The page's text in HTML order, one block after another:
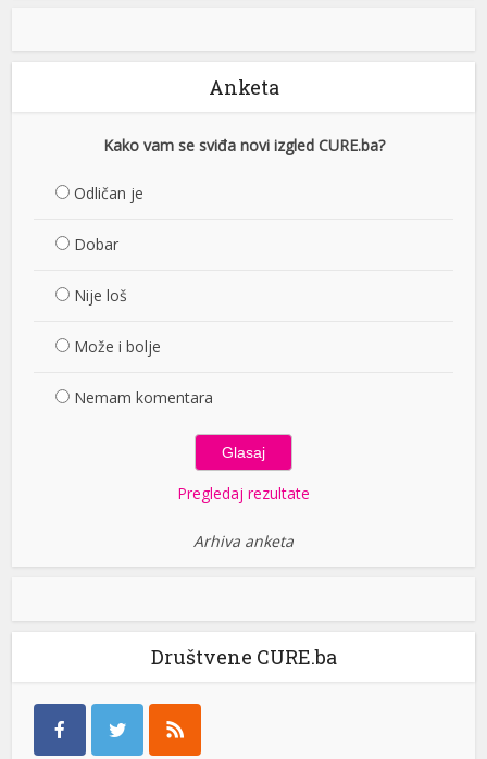
Anketa
Kako vam se sviđa novi izgled CURE.ba?
Odličan je
Dobar
Nije loš
Može i bolje
Nemam komentara
Pregledaj rezultate
Arhiva anketa
Društvene CURE.ba